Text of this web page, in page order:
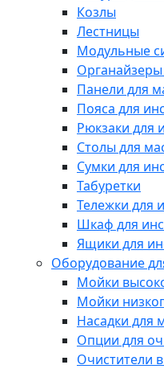
Козлы
Лестницы
Модульные
Панели для
Пояса для
Рюкзаки для
Столы для
Сумки для
Табуретки
Тележки для
Шкаф для
Ящики для
Оборудование
Мойки
Мойки
Насадки для
Опции для
Очистители